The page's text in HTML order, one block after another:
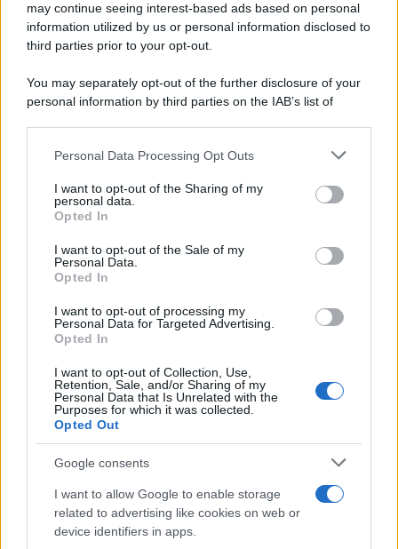
may continue seeing interest-based ads based on personal
information utilized by us or personal information disclosed to
third parties prior to your opt-out.
You may separately opt-out of the further disclosure of your
personal information by third parties on the IAB’s list of
This information may also be disclosed by us to third parties
disclose it to other third parties.
Please note that this website/app uses one or more Google
services and may gather and store information including but
not limited to your visit or usage behaviour. You may click to
grant or deny consent to Google and its third-party tags to
consent section.
Personal Data Processing Opt Outs
I want to opt-out of the Sharing of my
personal data.
Opted In
I want to opt-out of the Sale of my
Personal Data.
Opted In
I want to opt-out of processing my
Personal Data for Targeted Advertising.
Opted In
I want to opt-out of Collection, Use,
Retention, Sale, and/or Sharing of my
Personal Data that Is Unrelated with the
Purposes for which it was collected.
Opted Out
Google consents
I want to allow Google to enable storage
related to advertising like cookies on web or
device identifiers in apps.
FRASI
Frasi celebri
Frasi da condividere
Poesie
FILM
Frasi dei film